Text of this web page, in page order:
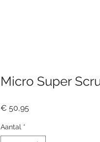
Micro Super
€ 50,95Prijs
Aantal *